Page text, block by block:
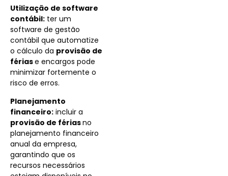
Utilização de software
contábil: ter um
software de gestão
contábil que automatize
o cálculo da provisão de
fériase encargos pode
minimizar fortemente o
risco de erros.
Planejamento
financeiro: incluir a
provisão de fériasno
planejamento financeiro
anual da empresa,
garantindo que os
recursos necessários